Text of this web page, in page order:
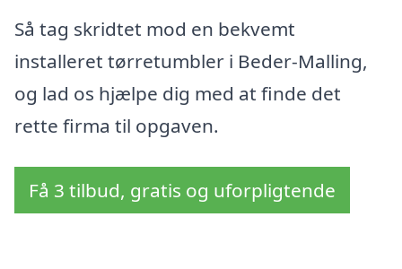
Så tag skridtet mod en bekvemt
installeret tørretumbler i Beder-Malling,
og lad os hjælpe dig med at finde det
rette firma til opgaven.
Få 3 tilbud, gratis og uforpligtende